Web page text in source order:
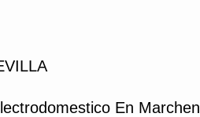
En